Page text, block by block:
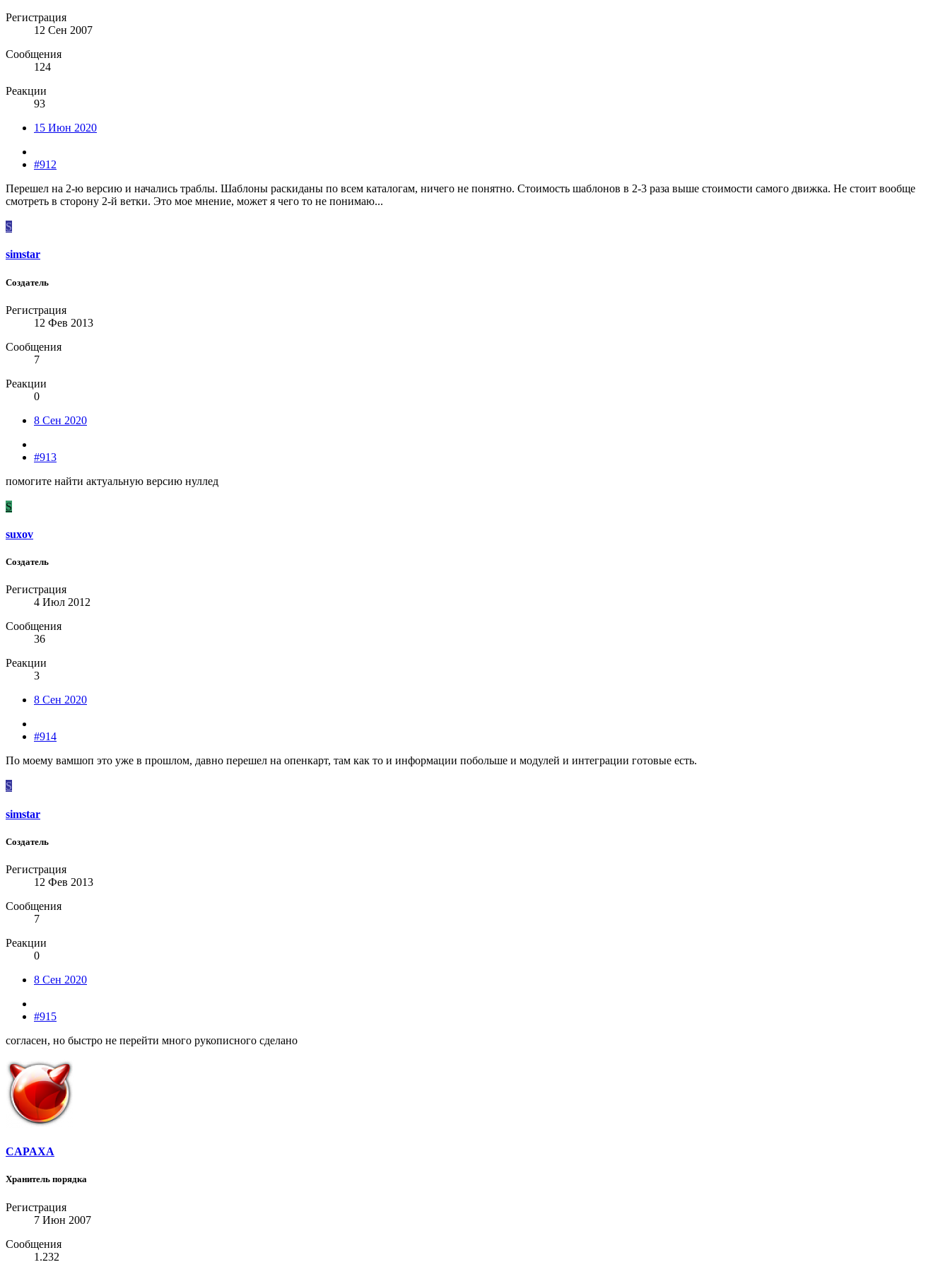
Регистрация
12 Сен 2007
Сообщения
124
Реакции
93
15 Июн 2020
#912
Перешел на 2-ю версию и начались траблы. Шаблоны раскиданы по всем каталогам, ничего не понятно. Стоимость шаблонов в 2-3 раза выше стоимости самого движка. Не стоит вообще
смотреть в сторону 2-й ветки. Это мое мнение, может я чего то не понимаю...
S
simstar
Создатель
Регистрация
12 Фев 2013
Сообщения
7
Реакции
0
8 Сен 2020
#913
помогите найти актуальную версию нуллед
S
suxov
Создатель
Регистрация
4 Июл 2012
Сообщения
36
Реакции
3
8 Сен 2020
#914
По моему вамшоп это уже в прошлом, давно перешел на опенкарт, там как то и информации побольше и модулей и интеграции готовые есть.
S
simstar
Создатель
Регистрация
12 Фев 2013
Сообщения
7
Реакции
0
8 Сен 2020
#915
согласен, но быстро не перейти много рукописного сделано
CAPAXA
Хранитель порядка
Регистрация
7 Июн 2007
Сообщения
1.232